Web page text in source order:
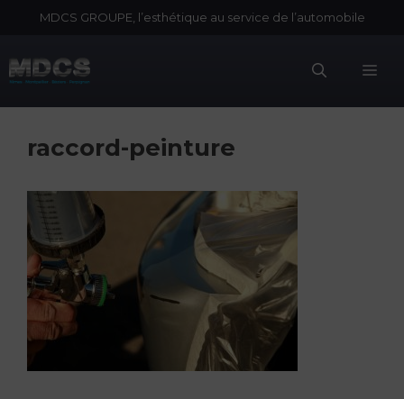
MDCS GROUPE, l’esthétique au service de l’automobile
raccord-peinture